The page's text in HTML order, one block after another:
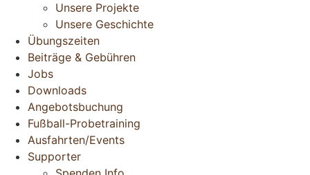
Unsere Projekte
Unsere Geschichte
Übungszeiten
Beiträge & Gebühren
Jobs
Downloads
Angebotsbuchung
Fußball-Probetraining
Ausfahrten/Events
Supporter